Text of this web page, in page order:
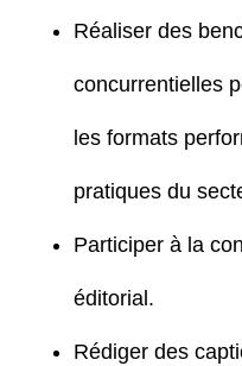
Réaliser des
concurrentielles
les formats
pratiques du
Participer à la
éditorial.
Rédiger des